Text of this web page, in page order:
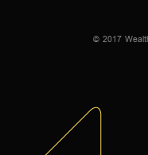
© 2017